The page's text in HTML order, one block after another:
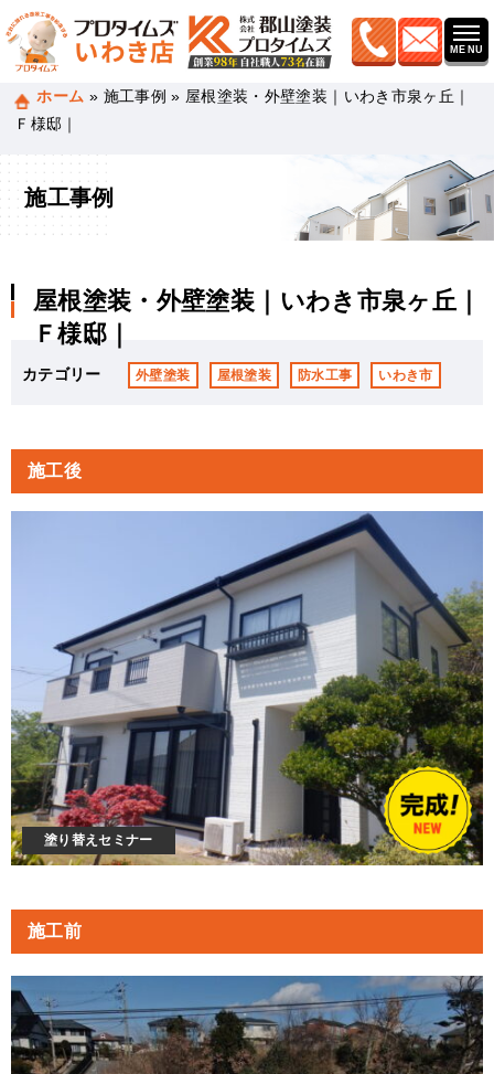
ホーム » 施工事例 » 屋根塗装・外壁塗装｜いわき市泉ヶ丘｜
Ｆ様邸｜
施工事例
屋根塗装・外壁塗装｜いわき市泉ヶ丘｜
Ｆ様邸｜
カテゴリー 外壁塗装 屋根塗装 防水工事 いわき市
施工後
塗り替えセミナー
施工前